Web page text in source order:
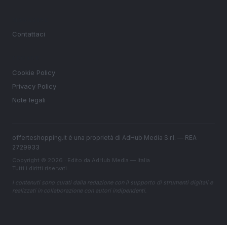
Contattaci
Cookie Policy
Privacy Policy
Note legali
offerteshopping.it è una proprietà di AdHub Media S.r.l. — REA
2729933
Copyright © 2026 · Edito da AdHub Media — Italia
Tutti i diritti riservati
I contenuti sono curati dalla redazione con il supporto di strumenti digitali e
realizzati in collaborazione con autori indipendenti.